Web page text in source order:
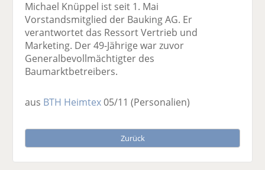
Michael Knüppel ist seit 1. Mai
Vorstandsmitglied der Bauking AG. Er
verantwortet das Ressort Vertrieb und
Marketing. Der 49-Jährige war zuvor
Generalbevollmächtigter des
Baumarktbetreibers.
aus BTH Heimtex05/11(Personalien)
Zurück